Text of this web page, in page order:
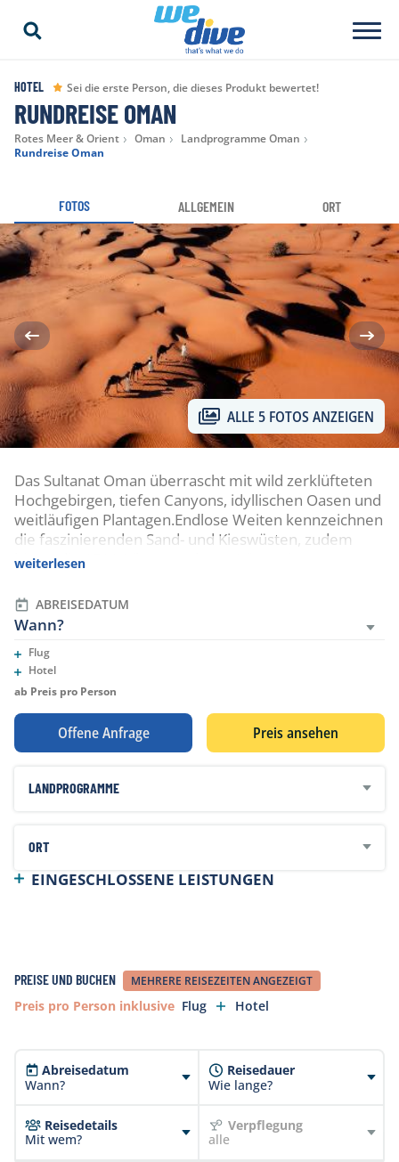
HOTEL Sei die erste Person, die dieses Produkt bewertet!
RUNDREISE OMAN
Rotes Meer & Orient Oman
Landprogramme Oman
Rundreise Oman
FOTOS ALLGEMEIN ORT
ALLE 5 FOTOS ANZEIGEN
Das Sultanat Oman überrascht mit wild zerklüfteten
Hochgebirgen, tiefen Canyons, idyllischen Oasen und
weitläufigen Plantagen.Endlose Weiten kennzeichnen
die faszinierenden Sand- und Kieswüsten, zudem
bietet die 1700 Kilometer lange Küste einen
Stränden und steilen Klippen.Die Spuren der 5000-
jährigen Seehandelstradition sind allgegenwärtig.
weiterlesen
ABREISEDATUM
Wann?
Flug
Eingeschlossene Leistungen
Hotel
Eingeschlossene Leistungen
ab Preis pro Person
Offene Anfrage Preis ansehen
LANDPROGRAMME
ORT
EINGESCHLOSSENE LEISTUNGEN
(teilweise auch Abendessen), Mietwagen und
PREISE UND BUCHEN MEHRERE REISEZEITEN ANGEZEIGT
Preis pro Person inklusive Flug Hotel
Abreisedatum
Wann?
Reisedauer
Wie lange?
Reisedetails
Mit wem?
Verpflegung
alle